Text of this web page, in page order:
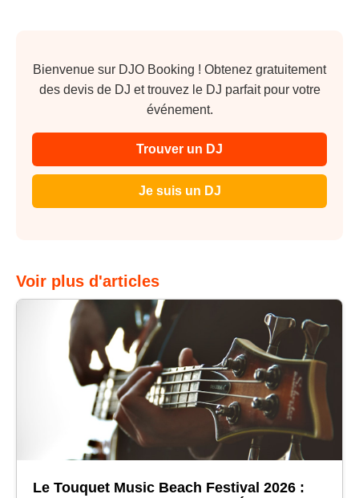
Bienvenue sur DJO Booking ! Obtenez gratuitement
des devis de DJ et trouvez le DJ parfait pour votre
événement.
Trouver un DJ
Je suis un DJ
Voir plus d'articles
Le Touquet Music Beach Festival 2026 :